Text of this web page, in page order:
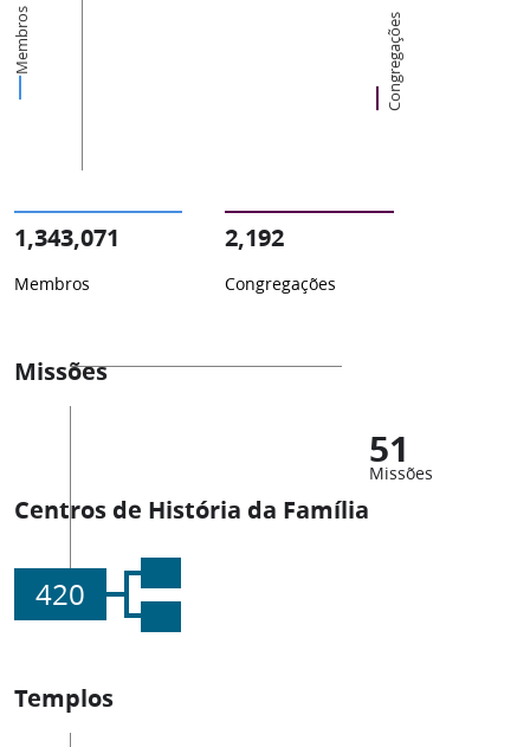
Membros Congregações
1,343,071
Membros
2,192
Congregações
Missões
51
Missões
Centros de História da Família
420
Templos